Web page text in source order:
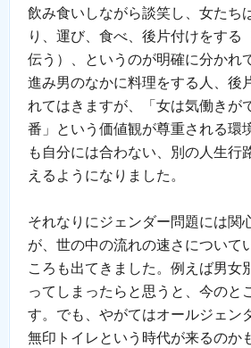
飲み食いしながら談笑し、女たち
り、運び、食べ、後片付けをする
伝う）、というのが明確に分かれ
進み男のなかに料理をする人、後
れてはきますが、「女は気働きが
番」という価値観が尊重される環
も自分には合わない、別の人生行
えるようになりました。
それなりにジェンダー問題には関
が、世の中の流れの速さについて
ころも出てきました。例えば男女
ってしまったらと思うと、今のと
す。でも、やがてはオールジェン
無印トイレという時代が来るのか